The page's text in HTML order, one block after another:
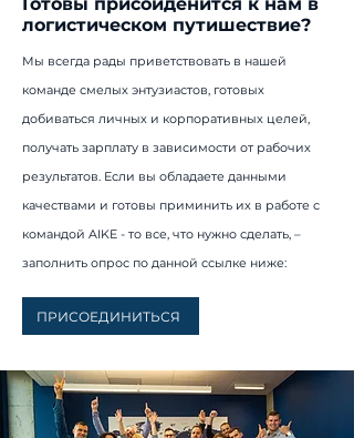
логистическом путишествие?
Мы всегда рады приветствовать в нашей
команде смелых энтузиастов, готовых
добиваться личных и корпоративных целей,
получать зарплату в зависимости от рабочих
результатов. Если вы обладаете данными
качествами и готовы приминить их в работе с
командой AIKE - то все, что нужно сделать, –
заполнить опрос по данной ссылке ниже:
ПРИСОЕДИНИТЬСЯ